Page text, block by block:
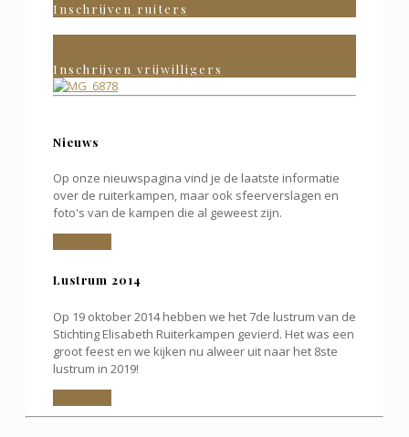
Inschrijven ruiters
Inschrijven vrijwilligers
Nieuws
Op onze nieuwspagina vind je de laatste informatie
over de ruiterkampen, maar ook sfeerverslagen en
foto's van de kampen die al geweest zijn.
Lustrum 2014
Op 19 oktober 2014 hebben we het 7de lustrum van de
Stichting Elisabeth Ruiterkampen gevierd. Het was een
groot feest en we kijken nu alweer uit naar het 8ste
lustrum in 2019!